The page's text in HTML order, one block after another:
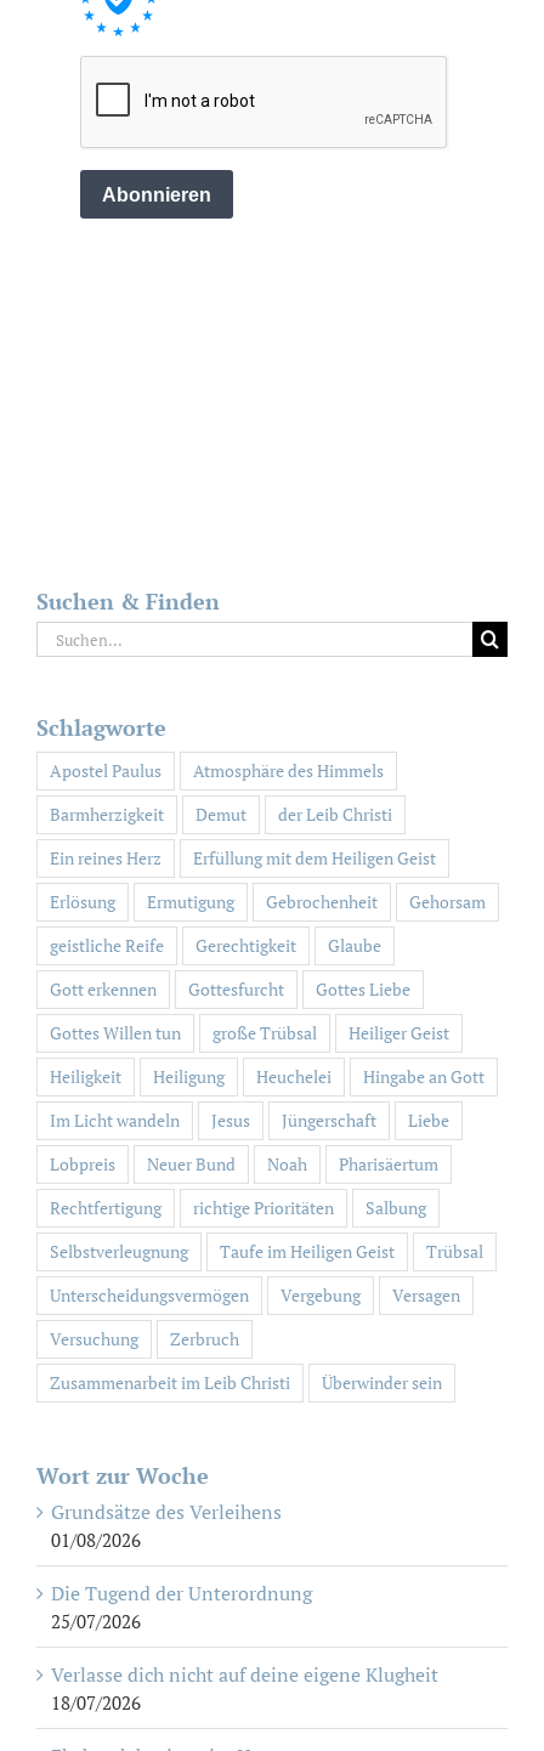
Suchen & Finden
Suche
nach:
Schlagworte
Apostel Paulus
Atmosphäre des Himmels
Barmherzigkeit
Demut
der Leib Christi
Ein reines Herz
Erfüllung mit dem Heiligen Geist
Erlösung
Ermutigung Gebrochenheit
Gehorsam
geistliche Reife
Gerechtigkeit
Glaube
Gott erkennen
Gottesfurcht
Gottes Liebe
Gottes Willen tun
große Trübsal
Heiliger Geist
Heiligkeit
Heiligung Heuchelei
Hingabe an Gott
Im Licht wandeln
Jesus Jüngerschaft
Liebe
Lobpreis
Neuer Bund Noah
Pharisäertum
Rechtfertigung
richtige Prioritäten
Salbung
Selbstverleugnung
Taufe im Heiligen Geist
Trübsal
Unterscheidungsvermögen
Vergebung
Versagen
Versuchung
Zerbruch
Zusammenarbeit im Leib Christi
Überwinder sein
Wort zur Woche
Grundsätze des Verleihens
01/08/2026
Die Tugend der Unterordnung
25/07/2026
Verlasse dich nicht auf deine eigene Klugheit
18/07/2026